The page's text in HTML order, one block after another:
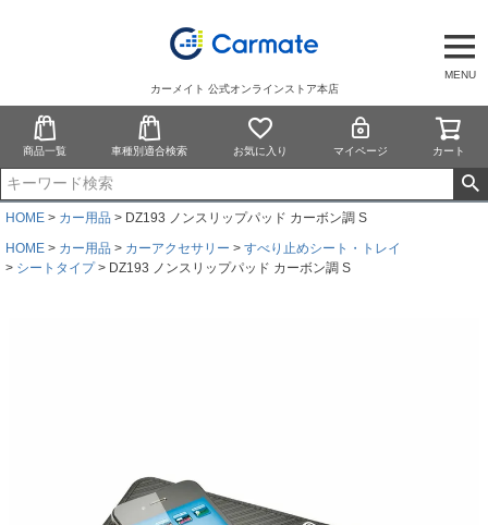
MENU
カーメイト 公式オンラインストア本店
商品一覧 車種別適合検索 お気に入り マイページ カート
HOME カー用品
DZ193 ノンスリップパッド カーボン調 S
HOME
カー用品 カーアクセサリー
すべり止めシート・トレイ
シートタイプ
DZ193 ノンスリップパッド カーボン調 S